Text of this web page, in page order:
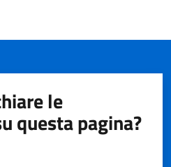
le
questa pagina?